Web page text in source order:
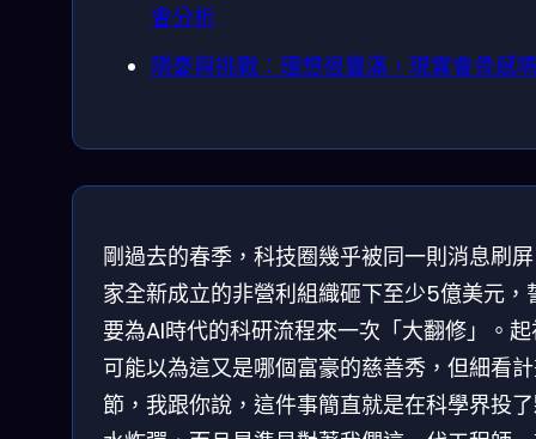
會分析
隱憂與挑戰：理想很豐滿，現實會骨感
剛過去的春季，科技圈幾乎被同一則消息刷
家全新成立的非營利組織砸下至少5億美元，
要為AI時代的科研流程來一次「大翻修」。
可能以為這又是哪個富豪的慈善秀，但細看
節，我跟你說，這件事簡直就是在科學界投